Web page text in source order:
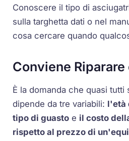
Conoscere il tipo di
sulla targhetta dati o nel
cosa cercare quando
Conviene
È la domanda che quasi tutti
dipende da tre variabili: l'età
tipo di guasto e il costo
rispetto al prezzo di